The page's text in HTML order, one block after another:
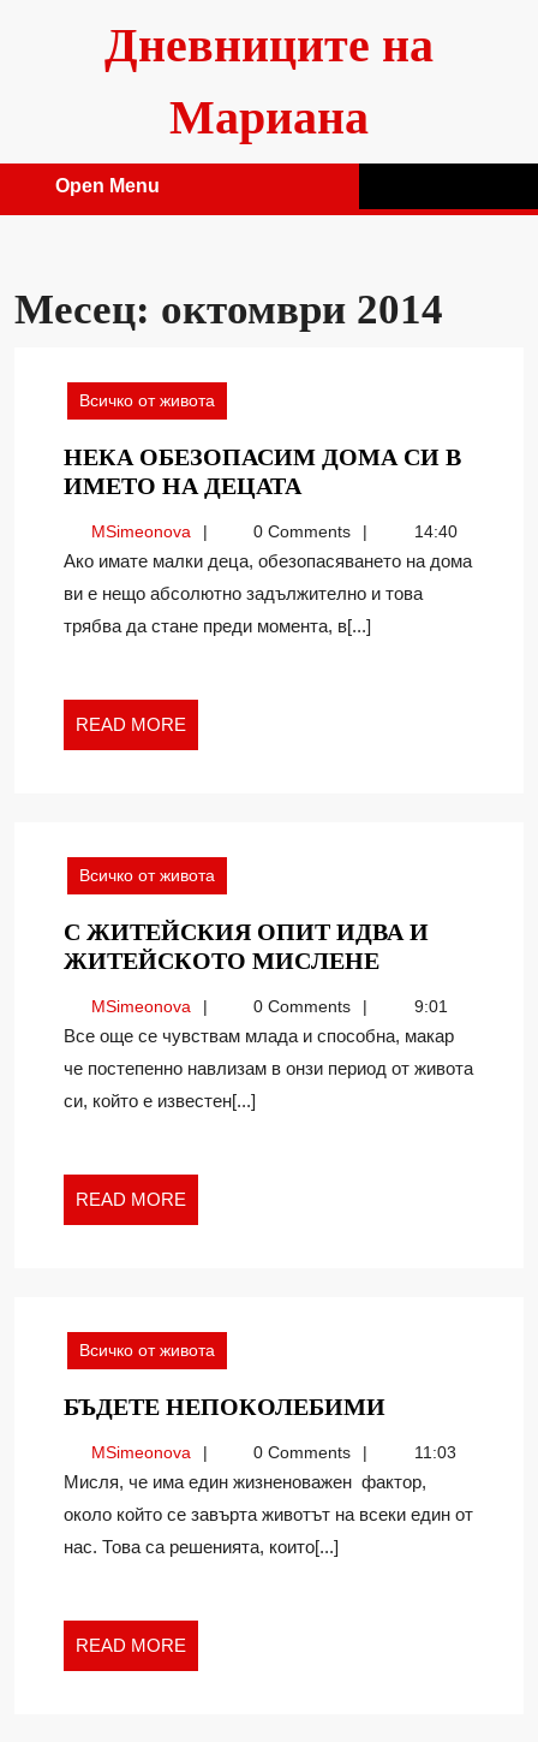
Дневниците на
Мариана
Open Menu
Месец: октомври 2014
Всичко от живота
НЕКА ОБЕЗОПАСИМ ДОМА СИ В
ИМЕТО НА ДЕЦАТА
ДОМА
СИ
В
ИМЕТО
MSimeonovaMSimeonova0 Comments 14:40
Ако имате малки деца, обезопасяването на дома
ви е нещо абсолютно задължително и това
трябва да стане преди момента, в[...]
READ MORE
MORE
Всичко от живота
С ЖИТЕЙСКИЯ ОПИТ ИДВА И
ЖИТЕЙСКОТО МИСЛЕНЕС
ОПИТ
ИДВА
И
MSimeonovaMSimeonova0 Comments 9:01
Все още се чувствам млада и способна, макар
че постепенно навлизам в онзи период от живота
си, който е известен[...]
READ MORE
MORE
Всичко от живота
БЪДЕТЕ НЕПОКОЛЕБИМИБЪДЕТЕ
MSimeonovaMSimeonova0 Comments 11:03
Мисля, че има един жизненоважен фактор,
около който се завърта животът на всеки един от
нас. Това са решенията, които[...]
READ MORE
MORE